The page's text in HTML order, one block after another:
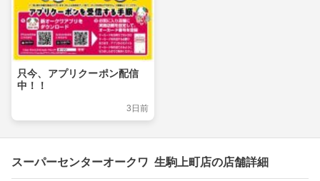
只今、アプリクーポン配信
中！！
3日前
スーパーセンターオークワ 生駒上町店の店舗詳細